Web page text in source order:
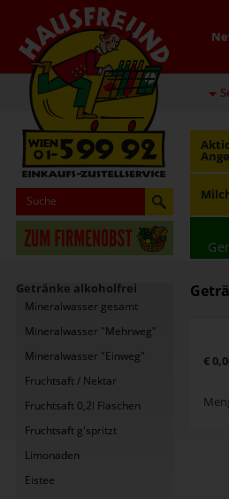
Getränke alkoholfrei
Mineralwasser gesamt
Mineralwasser "Mehrweg"
Mineralwasser "Einweg"
Fruchtsaft / Nektar
Fruchtsaft 0,2l Flaschen
Fruchtsaft g'spritzt
Limonaden
Eistee
€